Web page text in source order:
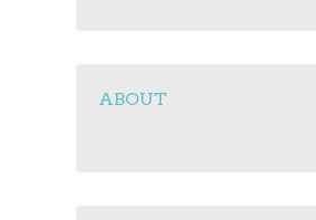
ABOUT